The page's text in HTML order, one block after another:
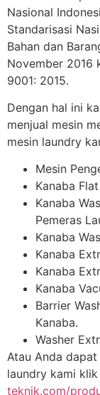
Nasional
Standarisasi
Bahan dan
November 2016
9001: 2015.
Dengan hal ini
menjual mesin
mesin laundry
Mesin
Kanaba
Kanaba
Pemeras
Kanaba
Kanaba
Kanaba
Kanaba
Barrier
Kanaba.
Washer
Atau Anda
laundry kami
teknik.com/